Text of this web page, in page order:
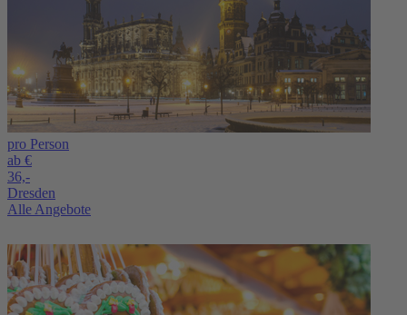
pro Person
ab €
36,-
Dresden
Alle Angebote